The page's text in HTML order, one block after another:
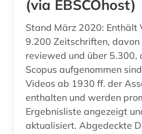
(via EBSCOhost)
Stand März 2020: Enthält
9.200 Zeitschriften,
reviewed und über 5.300,
Scopus aufgenommen
Videos ab 1930 ff. der
enthalten und werden
Ergebnisliste angezeigt
aktualisiert. Abgedeckte Disziplinen: Animal